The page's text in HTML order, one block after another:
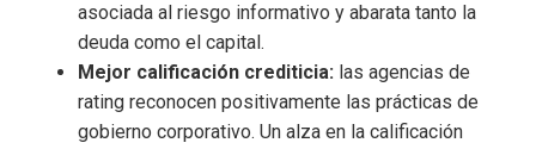
asociada al riesgo informativo y abarata tanto la
deuda como el capital.
Mejor calificación crediticia: las agencias de
rating reconocen positivamente las prácticas de
gobierno corporativo. Un alza en la calificación